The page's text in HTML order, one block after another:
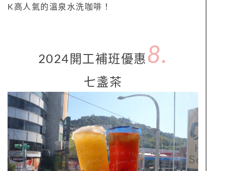
K 高人氣的溫泉水洗咖啡！
2024 開工補班 優惠 8.
七盞茶